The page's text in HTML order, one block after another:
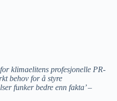
klimaelitens profesjonelle PR-
behov for å styre
funker bedre enn fakta’ –